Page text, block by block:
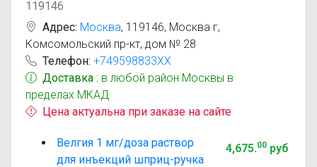
119146
Адрес: Москва, 119146, Москва г,
Комсомольский пр-кт, дом № 28
Телефон: +749598833XX
Доставка : в любой район Москвы в
пределах МКАД
Цена актуальна при заказе на сайте
Велгия 1 мг/доза раствор
для инъекций шприц-ручка
4,675.00руб